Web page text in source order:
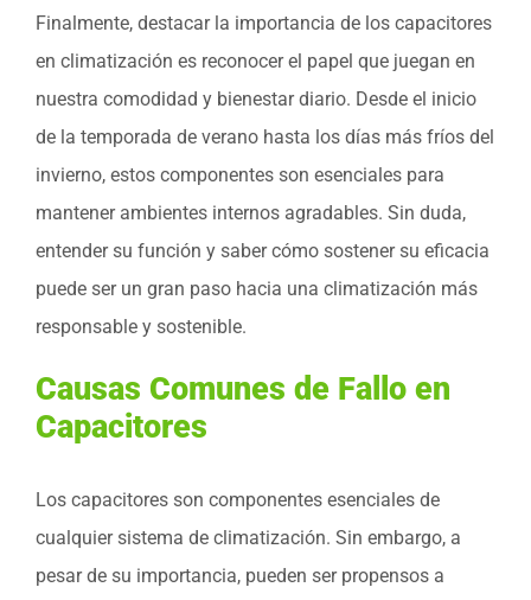
Finalmente, destacar la importancia de los capacitores
en climatización es reconocer el papel que juegan en
nuestra comodidad y bienestar diario. Desde el inicio
de la temporada de verano hasta los días más fríos del
invierno, estos componentes son esenciales para
mantener ambientes internos agradables. Sin duda,
entender su función y saber cómo sostener su eficacia
puede ser un gran paso hacia una climatización más
responsable y sostenible.
Causas Comunes de Fallo en
Capacitores
Los capacitores son componentes esenciales de
cualquier sistema de climatización. Sin embargo, a
pesar de su importancia, pueden ser propensos a